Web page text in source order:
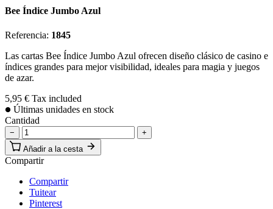
Bee Índice Jumbo Azul
Referencia: 1845
Las cartas Bee Índice Jumbo Azul ofrecen diseño clásico de casino e
índices grandes para mejor visibilidad, ideales para magia y juegos
de azar.
5,95 € Tax included
Últimas unidades en stock
Cantidad
−
+
Añadir a la cesta
Compartir
Compartir
Tuitear
Pinterest